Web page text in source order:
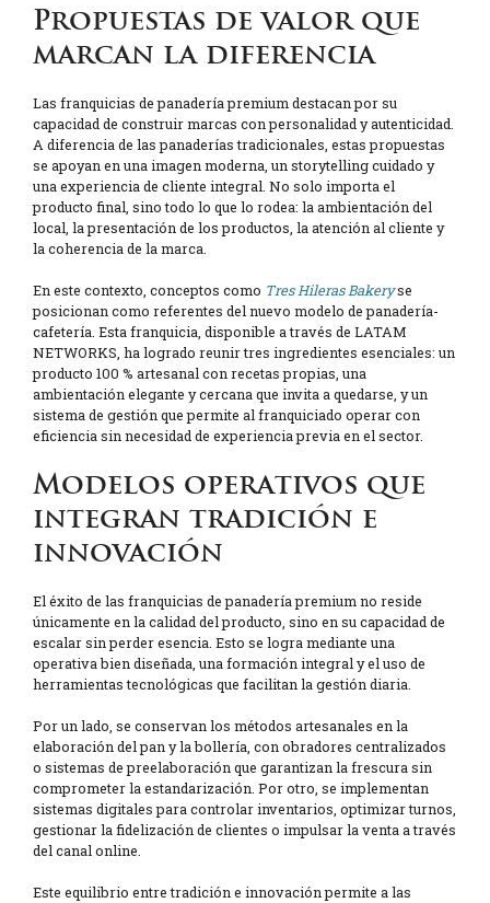
Propuestas de valor que
marcan la diferencia
Las franquicias de panadería premium destacan por su
capacidad de construir marcas con personalidad y autenticidad.
A diferencia de las panaderías tradicionales, estas propuestas
se apoyan en una imagen moderna, un storytelling cuidado y
una experiencia de cliente integral. No solo importa el
producto final, sino todo lo que lo rodea: la ambientación del
local, la presentación de los productos, la atención al cliente y
la coherencia de la marca.
En este contexto, conceptos como Tres Hileras Bakeryse
posicionan como referentes del nuevo modelo de panadería-
cafetería. Esta franquicia, disponible a través de LATAM
NETWORKS, ha logrado reunir tres ingredientes esenciales: un
producto 100 % artesanal con recetas propias, una
ambientación elegante y cercana que invita a quedarse, y un
sistema de gestión que permite al franquiciado operar con
eficiencia sin necesidad de experiencia previa en el sector.
Modelos operativos que
integran tradición e
innovación
El éxito de las franquicias de panadería premium no reside
únicamente en la calidad del producto, sino en su capacidad de
escalar sin perder esencia. Esto se logra mediante una
operativa bien diseñada, una formación integral y el uso de
herramientas tecnológicas que facilitan la gestión diaria.
Por un lado, se conservan los métodos artesanales en la
elaboración del pan y la bollería, con obradores centralizados
o sistemas de preelaboración que garantizan la frescura sin
comprometer la estandarización. Por otro, se implementan
sistemas digitales para controlar inventarios, optimizar turnos,
gestionar la fidelización de clientes o impulsar la venta a través
del canal online.
Este equilibrio entre tradición e innovación permite a las